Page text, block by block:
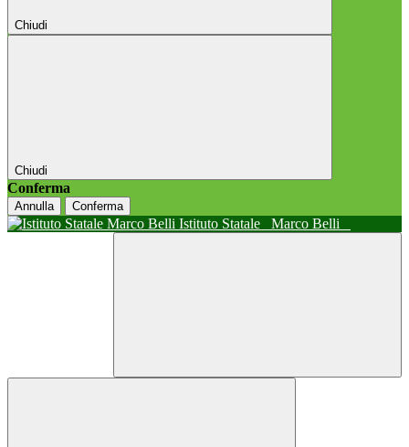
Chiudi
Chiudi
Conferma
Annulla Conferma
Istituto Statale Marco Belli